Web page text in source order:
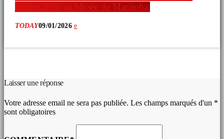
janvier 2026 au Musée du Manitoba.
TODAY09/01/2026
Laisser une réponse
Votre adresse email ne sera pas publiée. Les champs marqués d'un *
sont obligatoires